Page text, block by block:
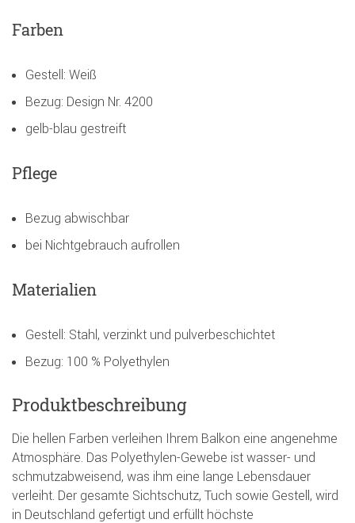
Farben
Gestell: Weiß
Bezug: Design Nr. 4200
gelb-blau gestreift
Pflege
Bezug abwischbar
bei Nichtgebrauch aufrollen
Materialien
Gestell: Stahl, verzinkt und pulverbeschichtet
Bezug: 100 % Polyethylen
Produktbeschreibung
Die hellen Farben verleihen Ihrem Balkon eine angenehme
Atmosphäre. Das Polyethylen-Gewebe ist wasser- und
schmutzabweisend, was ihm eine lange Lebensdauer
verleiht. Der gesamte Sichtschutz, Tuch sowie Gestell, wird
in Deutschland gefertigt und erfüllt höchste